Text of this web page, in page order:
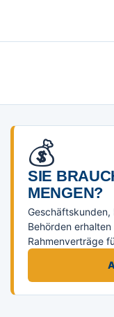
💰
SIE
ENGEN?
Geschäftskunden,
Behörden
Rahmenverträge